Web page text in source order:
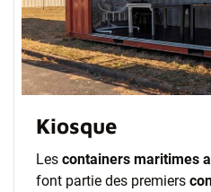
Kiosque
Les containers maritimes
font partie des premiers